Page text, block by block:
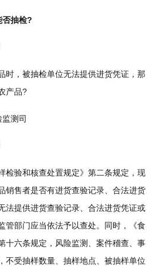
抽检?
，被抽检单位无法提供进货凭证，那
产品?
测司
验和核查处置规定》第二条规定，现
销售者是否有进货查验记录、合法进货
法提供进货查验记录、合法进货凭证或
管部门应当依法予以查处。同时，《食
十六条规定，风险监测、案件稽查、事
不受抽样数量、抽样地点、被抽样单位